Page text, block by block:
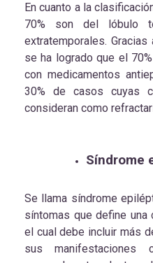
En cuanto a la
70% son del lóbulo
extratemporales.
se ha logrado que el
con medicamentos
30% de casos cuyas
consideran como
Síndrome
Se llama síndrome
síntomas que define
el cual debe incluir más
sus manifestaciones